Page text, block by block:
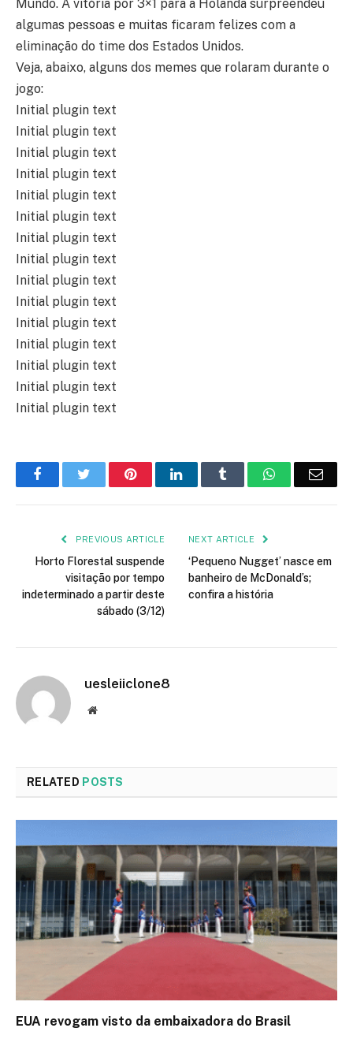
Mundo. A vitória por 3×1 para a Holanda surpreendeu
algumas pessoas e muitas ficaram felizes com a
eliminação do time dos Estados Unidos.
Veja, abaixo, alguns dos memes que rolaram durante o
jogo:
Initial plugin text
Initial plugin text
Initial plugin text
Initial plugin text
Initial plugin text
Initial plugin text
Initial plugin text
Initial plugin text
Initial plugin text
Initial plugin text
Initial plugin text
Initial plugin text
Initial plugin text
Initial plugin text
Initial plugin text
FacebookTwitter PinterestLinkedIn Tumblr WhatsApp
PREVIOUS ARTICLE
Horto Florestal suspende
visitação por tempo
indeterminado a partir deste
sábado (3/12)
NEXT ARTICLE
‘Pequeno Nugget’ nasce em
banheiro de McDonald’s;
confira a história
uesleiiclone8
Website
RELATED POSTS
EUA revogam visto da embaixadora do Brasil